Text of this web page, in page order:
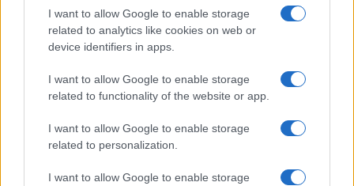
I want to allow Google to enable storage
related to analytics like cookies on web or
device identifiers in apps.
I want to allow Google to enable storage
related to functionality of the website or app.
I want to allow Google to enable storage
related to personalization.
I want to allow Google to enable storage
Kinza Babylon Staked BTC
(KBTC)
$83,270.00
Eureka Bridged PAX Gold (Terra
(PAXG)
$4,205.78
JDB